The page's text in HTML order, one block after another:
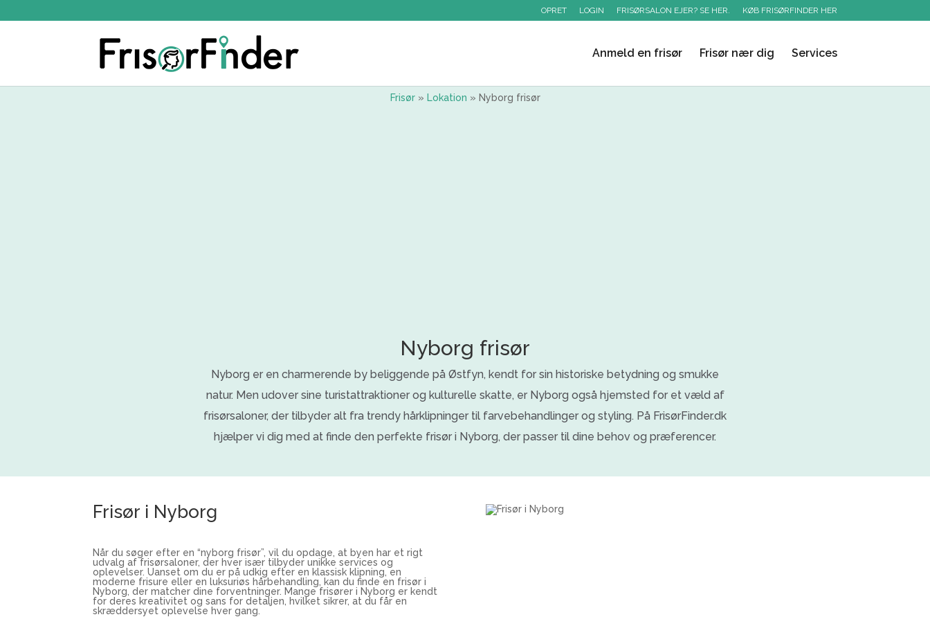
OPRET LOGIN FRISØRSALON EJER? SE HER. KØB FRISØRFINDER HER
Anmeld en frisør Frisør nær dig Services
Frisør» Lokation » Nyborg frisør
Nyborg frisør
Nyborg er en charmerende by beliggende på Østfyn, kendt for sin historiske betydning og smukke
natur. Men udover sine turistattraktioner og kulturelle skatte, er Nyborg også hjemsted for et væld af
frisørsaloner, der tilbyder alt fra trendy hårklipninger til farvebehandlinger og styling. På FrisørFinder.dk
hjælper vi dig med at finde den perfekte frisør i Nyborg, der passer til dine behov og præferencer.
Frisør i Nyborg
Når du søger efter en “nyborg frisør”, vil du opdage, at byen har et rigt
udvalg af frisørsaloner, der hver især tilbyder unikke services og
oplevelser. Uanset om du er på udkig efter en klassisk klipning, en
moderne frisure eller en luksuriøs hårbehandling, kan du finde en frisør i
Nyborg, der matcher dine forventninger. Mange frisører i Nyborg er kendt
for deres kreativitet og sans for detaljen, hvilket sikrer, at du får en
skræddersyet oplevelse hver gang.